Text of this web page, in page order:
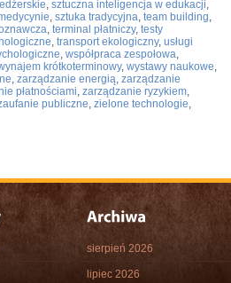
, sztuczna inteligencja w edukacji,
, sztuka tradycyjna, team building,
, terminal płatniczy, testy
, transport ekologiczny, usługi
, współpraca zespołowa,
krótkoterminowy, wystawy naukowe,
, zarządzanie energią, zarządzanie
płatnościami, zarządzanie ryzykiem,
publiczne, zielone technologie,
sierpień 2026
lipiec 2026